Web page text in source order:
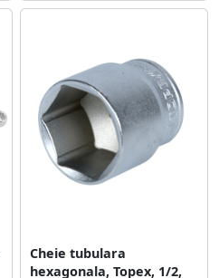
Cheie tubulara
hexagonala, Topex, 1/2,